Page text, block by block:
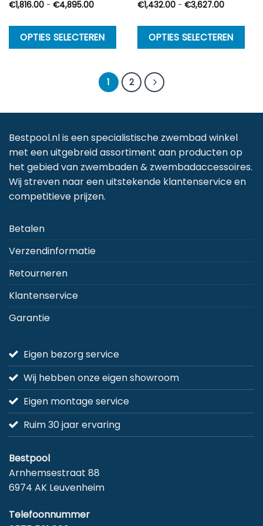
€1,816.00 - €4,895.00Prijsklasse:
€4,895.00
OPTIES SELECTEREN
product
meerdere
variaties.
kan
gekozen
worden
op
€1,432.00 - €3,627.00
€3,627.00
OPTIES SELECTEREN
1 2
Bestpool.nl is een specialistische zwembad winkel
met een uitgebreid assortiment aan producten op
het gebied van zwembaden & zwembadaccessoires.
Wij streven naar een uitstekende klantenservice en
competitieve prijzen.
Betalen
Verzendinformatie
Retourneren
Klantenservice
Garantie
Eigen bezorg service
Wij hebben onze eigen showroom
Eigen montage service
Ruim 30 jaar ervaring
Bestpool
Arnhemsestraat 88
6974 AK Leuvenheim
Telefoonnummer